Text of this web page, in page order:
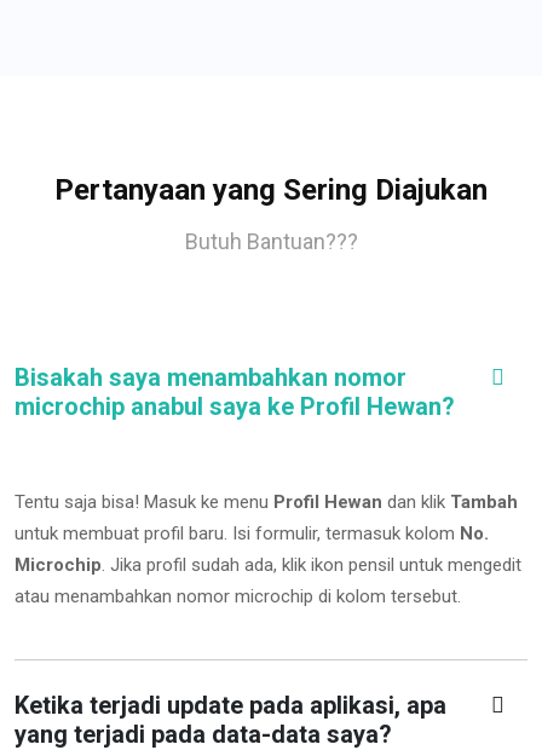
Pertanyaan yang Sering Diajukan
Butuh Bantuan???
Bisakah saya menambahkan nomor
microchip anabul saya ke Profil Hewan?
Tentu saja bisa! Masuk ke menu Profil Hewan dan klik Tambah
untuk membuat profil baru. Isi formulir, termasuk kolom No.
Microchip. Jika profil sudah ada, klik ikon pensil untuk mengedit
atau menambahkan nomor microchip di kolom tersebut.
Ketika terjadi update pada aplikasi, apa
yang terjadi pada data-data saya?